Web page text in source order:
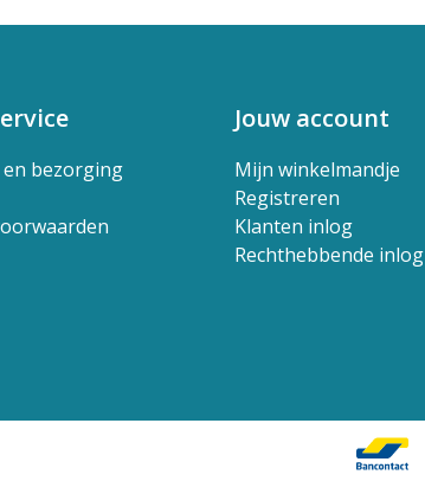
bezorging
Jouw account
Mijn winkelmandje
Registreren
Klanten inlog
Rechthebbende inlog